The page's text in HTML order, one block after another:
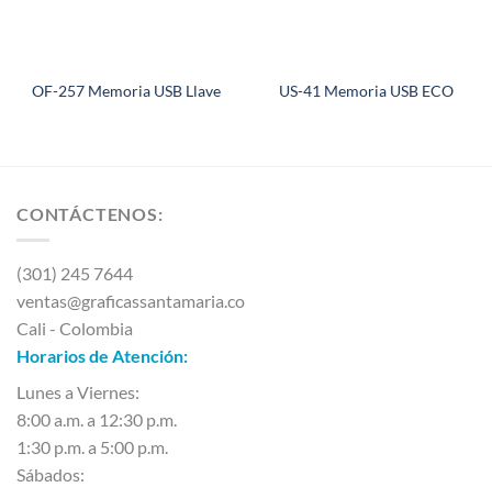
OF-257 Memoria USB Llave US-41 Memoria USB ECO
CONTÁCTENOS:
(301) 245 7644
ventas@graficassantamaria.co
Cali - Colombia
Horarios de Atención:
Lunes a Viernes:
8:00 a.m. a 12:30 p.m.
1:30 p.m. a 5:00 p.m.
Sábados: